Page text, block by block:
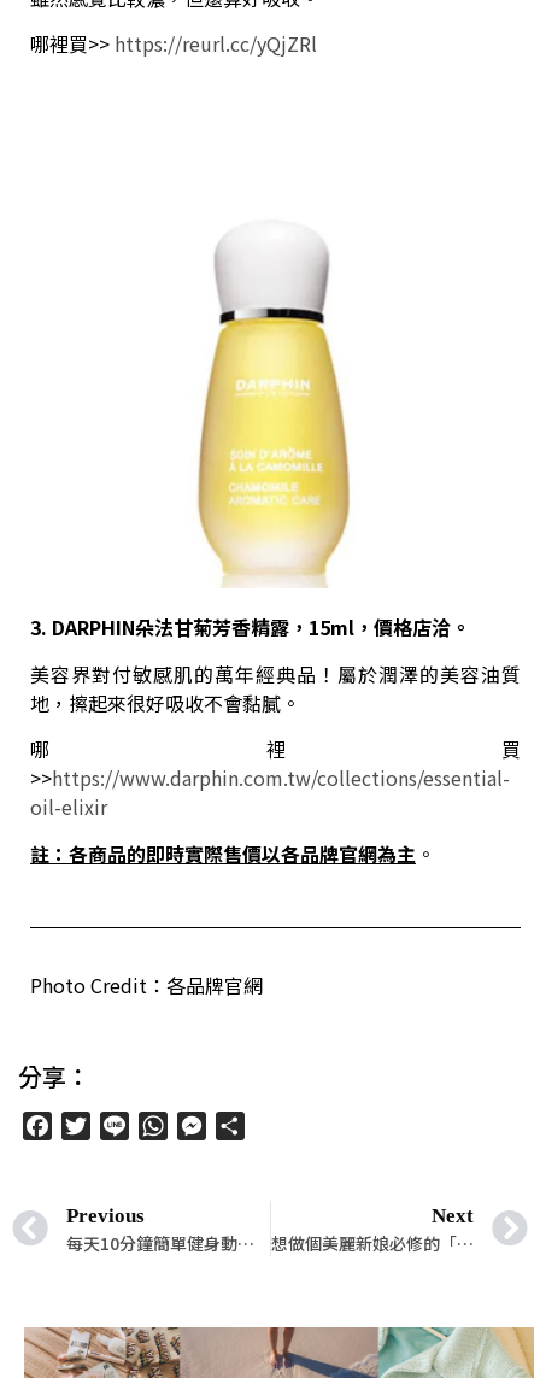
哪裡買>> https://reurl.cc/yQjZRl
3. DARPHIN朵法甘菊芳香精露，15ml，價格店洽。
美容界對付敏感肌的萬年經典品！屬於潤澤的美容油質
地，擦起來很好吸收不會黏膩。
哪裡買
>>https://www.darphin.com.tw/collections/essential-
oil-elixir
註：各商品的即時實際售價以各品牌官網為主 。
Photo Credit：各品牌官網
分享：
FacebookTwitter
Line WhatsAppMessenger
Previous
每天10分鐘簡單健身動作，讓妳穿上禮服的身形線條更美！
Next
想做個美麗新娘必修的「營養加分學」！